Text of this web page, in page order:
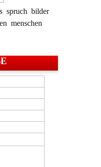
spruch bilder
menschen